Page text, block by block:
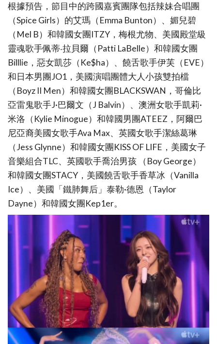
根據預告，節目中的跨國嘉賓團隊包括辣妹合唱團
（Spice Girls）的艾瑪（Emma Bunton）、媚兒碧
（Mel B）和韓國女團ITZY，梅根尤物、美國殿堂級
靈魂歌手佩蒂‧拉貝爾（Patti LaBelle）和韓國女團
Billlie，惡女凱莎（Ke$ha）、饒舌歌手伊芙（EVE）
和日本男團JO1，美國演唱團體大人小孩雙拍檔
（Boyz II Men）和韓國女團BLACKSWAN，哥倫比
亞雷鬼歌手J·巴爾文（J Balvin）、澳洲女歌手凱莉·
米洛（Kylie Minogue）和韓國男團ATEEZ，阿爾巴
尼亞裔美國女歌手Ava Max、英國女歌手潔絲葛琳
（Jess Glynne）和韓國女團KISS OF LIFE，美國女子
音樂組合TLC、英國歌手喬治男孩 （Boy George）
和韓國女團STACY，美國饒舌歌手香草冰（Vanilla
Ice）、美國「鐵肺舞后」泰勒·德恩（Taylor
Dayne）和韓國女團Kep1er。